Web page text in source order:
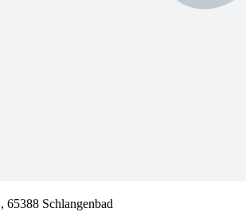
65388 Schlangenbad